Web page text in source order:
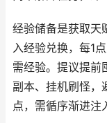
经验储备是获取天
入经验兑换，每1
需经验。提议提前
副本、挂机刷怪，
点，需循序渐进注